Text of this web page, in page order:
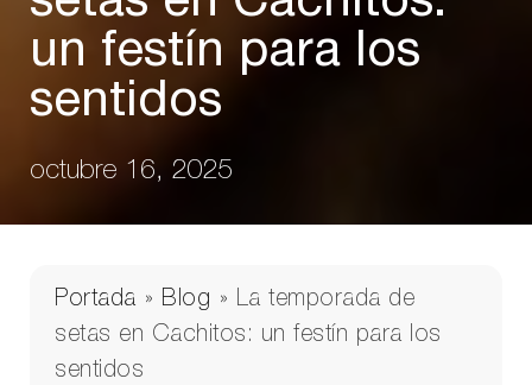
un festín para los
sentidos
octubre 16, 2025
Portada » Blog » La temporada de
setas en Cachitos: un festín para los
sentidos